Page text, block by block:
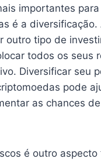
importantes
é a diversificação.
outro tipo de
todos os seus
Diversificar seu
pode
as chances
é outro